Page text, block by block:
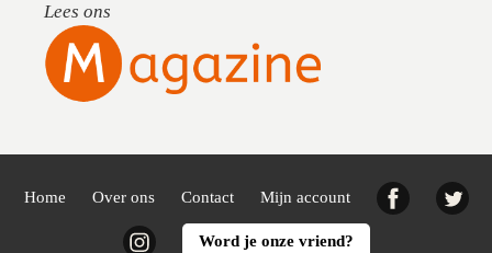
Lees ons
Home Over ons Contact Mijn account Facebook
InstagramWord je onze vriend?